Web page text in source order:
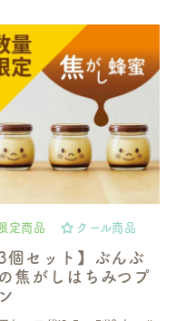
定商品 クール商品
3個セット】ぶんぶ
焦がしはちみつプ